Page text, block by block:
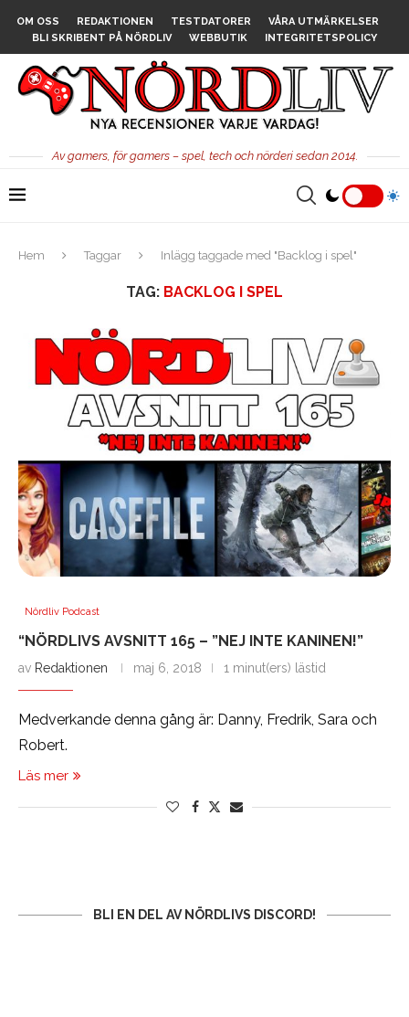
OM OSS REDAKTIONEN TESTDATORER
VÅRA UTMÄRKELSER
BLI SKRIBENT PÅ NÖRDLIV
WEBBUTIK INTEGRITETSPOLICY
Av gamers, för gamers – spel, tech och nörderi sedan 2014.
Hem Taggar Inlägg taggade med "Backlog i spel"
TAG: BACKLOG I SPEL
Nördliv Podcast
“NÖRDLIVS AVSNITT 165 – ”NEJ INTE KANINEN!”
av Redaktionen maj 6, 2018 1 minut(ers) lästid
Medverkande denna gång är: Danny, Fredrik, Sara och
Robert.
Läs mer
BLI EN DEL AV NÖRDLIVS DISCORD!